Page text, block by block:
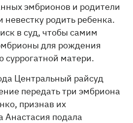
эмбрионов и родители
невестку родить ребенка.
в суд, чтобы самим
для рождения
матери.
Центральный райсуд
передать три эмбриона
признав их
Анастасия подала